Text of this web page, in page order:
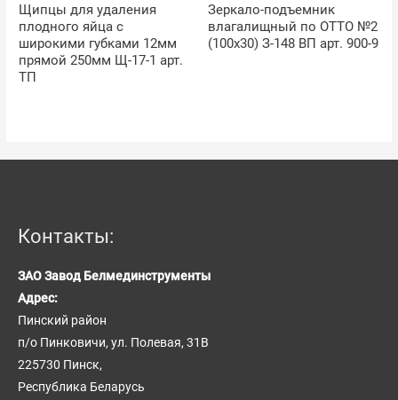
Щипцы для удаления
плодного яйца с
широкими губками 12мм
прямой 250мм Щ-17-1 арт.
ТП
Зеркало-подъемник
влагалищный по ОТТО №2
(100х30) З-148 ВП арт. 900-9
Контакты:
ЗАО Завод Белмединструменты
Адрес:
Пинский район
п/о Пинковичи, ул. Полевая, 31В
225730 Пинск,
Республика Беларусь